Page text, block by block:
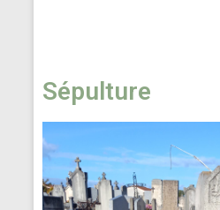
Sépulture